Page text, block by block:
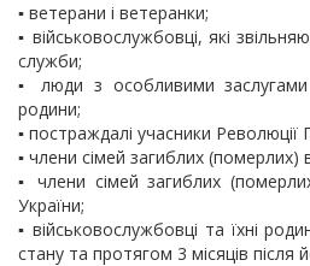
▪️ ветерани і ветеранки;
▪️ військовослужбовці, які
служби;
▪️ люди з особливими заслугами
родини;
▪️ постраждалі учасники Революції
▪️ члени сімей загиблих (померлих)
▪️ члени сімей загиблих
України;
▪️ військовослужбовці та їхні
стану та протягом 3 місяців після